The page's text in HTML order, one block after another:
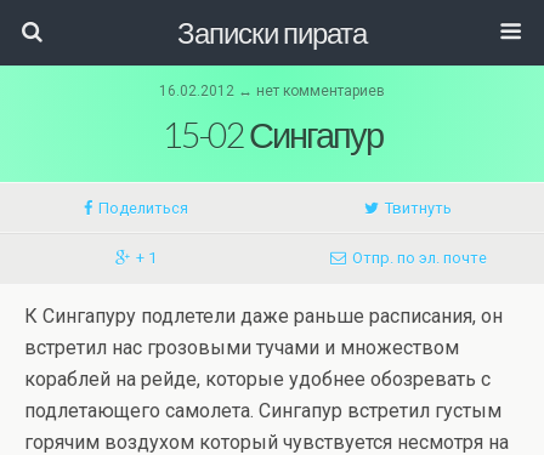
Записки пирата
16.02.2012 ↔ нет комментариев
15-02 Сингапур
Поделиться Твитнуть
+ 1 Отпр. по эл. почте
К Сингапуру подлетели даже раньше расписания, он
встретил нас грозовыми тучами и множеством
кораблей на рейде, которые удобнее обозревать с
подлетающего самолета. Сингапур встретил густым
горячим воздухом который чувствуется несмотря на